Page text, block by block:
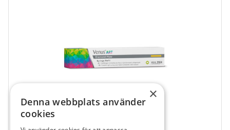
×
Denna webbplats använder
cookies